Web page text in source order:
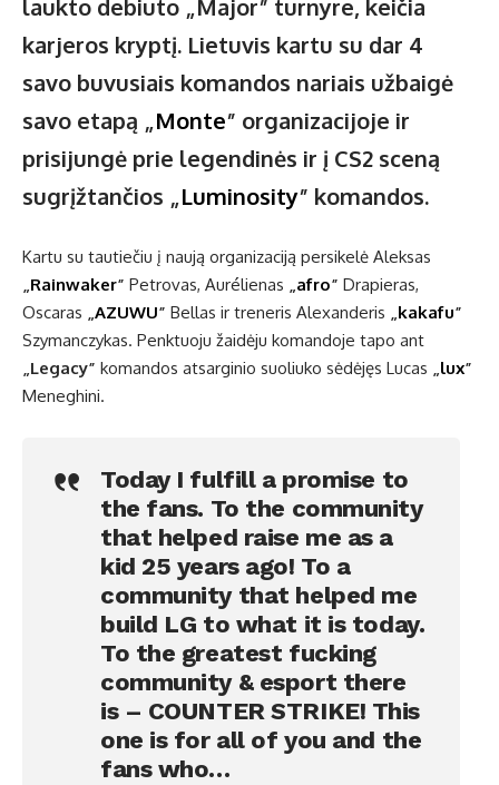
laukto debiuto „Major” turnyre, keičia
karjeros kryptį. Lietuvis kartu su dar 4
savo buvusiais komandos nariais užbaigė
savo etapą „Monte” organizacijoje ir
prisijungė prie legendinės ir į CS2 sceną
sugrįžtančios „Luminosity” komandos.
Kartu su tautiečiu į naują organizaciją persikelė Aleksas
Rainwaker” Petrovas, Aurélienas afro” Drapieras,
Oscaras
AZUWU” Bellas ir treneris Alexanderis kakafu”
Szymanczykas. Penktuoju žaidėju komandoje tapo ant
„Legacy” komandos atsarginio suoliuko sėdėjęs Lucas lux”
Meneghini.
Today I fulfill a promise to
the fans. To the community
that helped raise me as a
kid 25 years ago! To a
community that helped me
build LG to what it is today.
To the greatest fucking
community & esport there
is – COUNTER STRIKE! This
one is for all of you and the
fans who…